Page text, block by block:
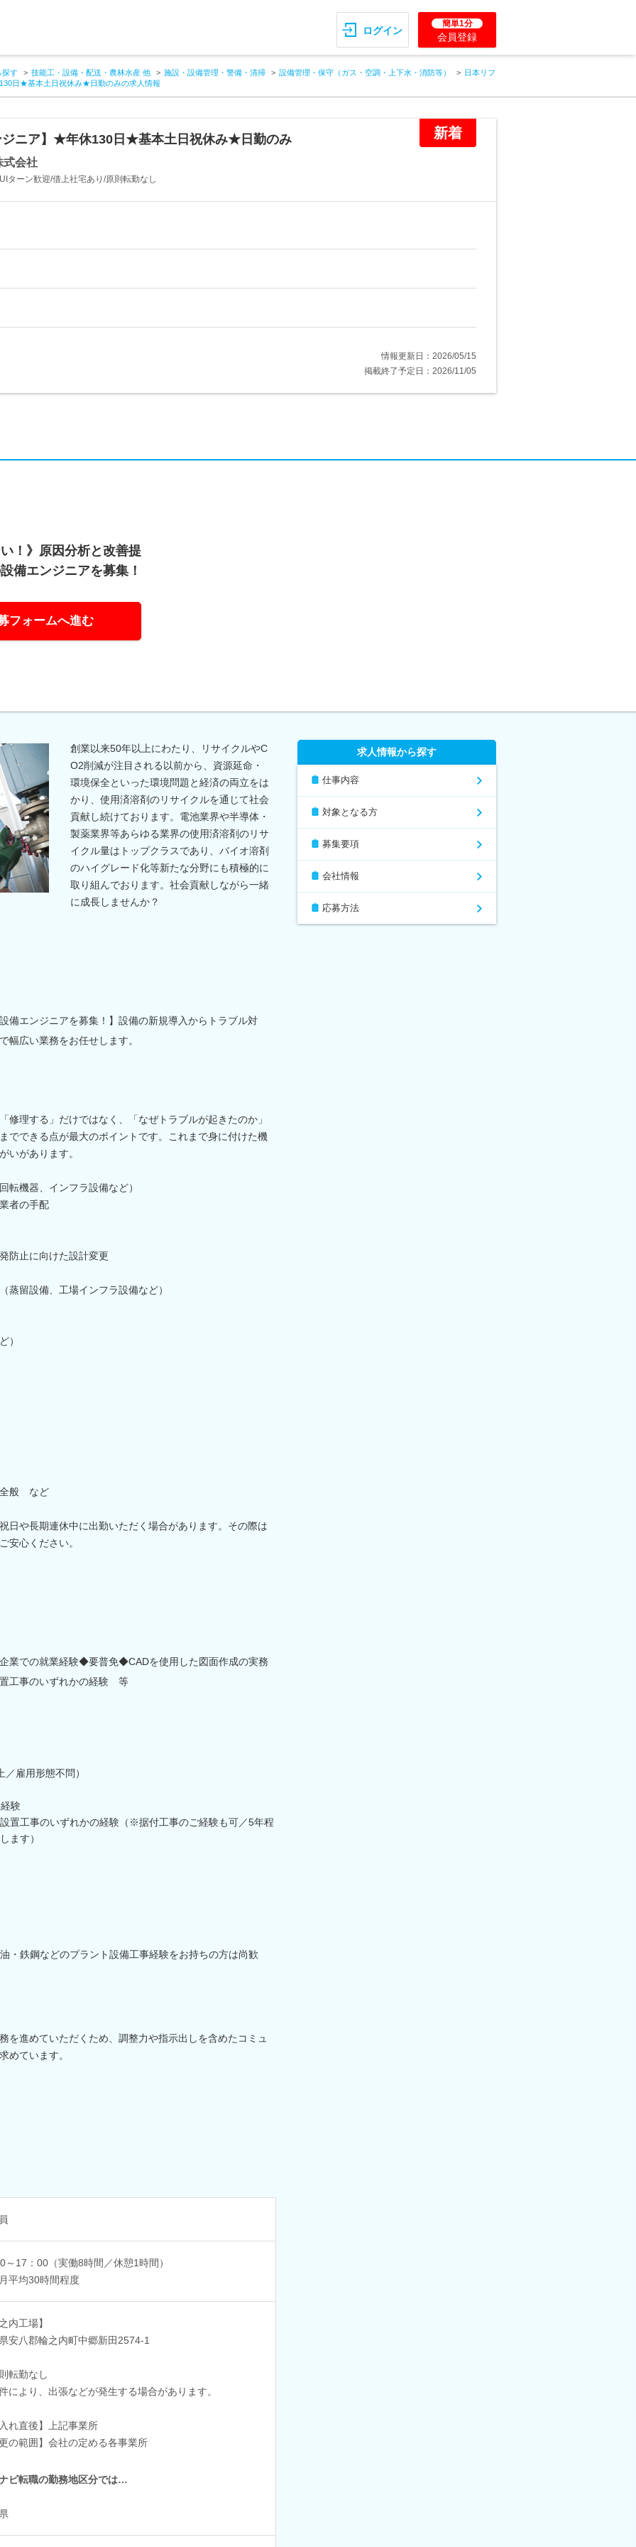
ログイン
簡単1分
会員登録
探す 技能工・設備・配送・農林水産 他 施設・設備管理・警備・清掃 設備管理・保守（ガス・空調・上下水・消防等）
日本リフ
日★基本土日祝休み★日勤のみの求人情報
新着
ジニア】★年休130日★基本土日祝休み★日勤のみ
式会社
ターン歓迎/借上社宅あり/原則転勤なし
情報更新日：2026/05/15
掲載終了予定日：2026/11/05
！》原因分析と改善提
備エンジニアを募集！
フォームへ進む
創業以来50年以上にわたり、リサイクルやC
O2削減が注目される以前から、資源延命・
環境保全といった環境問題と経済の両立をは
かり、使用済溶剤のリサイクルを通じて社会
貢献し続けております。電池業界や半導体・
製薬業界等あらゆる業界の使用済溶剤のリサ
イクル量はトップクラスであり、バイオ溶剤
のハイグレード化等新たな分野にも積極的に
取り組んでおります。社会貢献しながら一緒
に成長しませんか？
備エンジニアを募集！】設備の新規導入からトラブル対
幅広い業務をお任せします。
修理する」だけではなく、「なぜトラブルが起きたのか」
でできる点が最大のポイントです。これまで身に付けた機
いがあります。
機器、インフラ設備など）
者の手配
防止に向けた設計変更
留設備、工場インフラ設備など）
）
全般 など
日や長期連休中に出勤いただく場合があります。その際は
安心ください。
業での就業経験◆要普免◆CADを使用した図面作成の実務
工事のいずれかの経験 等
雇用形態不問）
験
置工事のいずれかの経験（※据付工事のご経験も可／5年程
ます）
・鉄鋼などのプラント設備工事経験をお持ちの方は尚歓
を進めていただくため、調整力や指示出しを含めたコミュ
めています。
～17：00（実働8時間／休憩1時間）
平均30時間程度
内工場】
安八郡輪之内町中郷新田2574-1
転勤なし
により、出張などが発生する場合があります。
れ直後】上記事業所
の範囲】会社の定める各事業所
ビ転職の勤務地区分では…
求人情報から探す
仕事内容
対象となる方
募集要項
会社情報
応募方法